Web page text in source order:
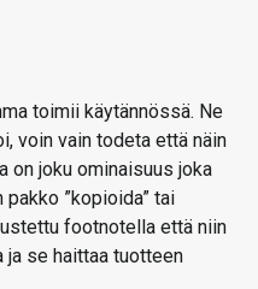
toimii käytännössä. Ne
voin vain todeta että näin
on joku ominaisuus joka
”kopioida” tai
footnotella että niin
ja se haittaa tuotteen